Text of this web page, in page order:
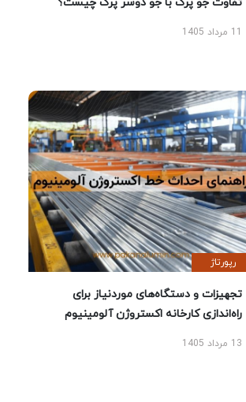
رپورتاژ
تجهیزات و دستگاه‌های موردنیاز برای
راه‌اندازی کارخانه اکستروژن آلومینیوم
13 مرداد 1405